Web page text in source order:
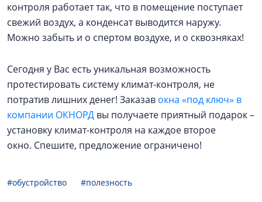
контроля работает так, что в помещение поступает
свежий воздух, а конденсат выводится наружу.
Можно забыть и о спертом воздухе, и о сквозняках!
Сегодня у Вас есть уникальная возможность
протестировать систему климат-контроля, не
потратив лишних денег! Заказав окна «под ключ» в
компании ОКНОРД вы получаете приятный подарок –
установку климат-контроля на каждое второе
окно. Спешите, предложение ограничено!
#обустройство #полезность